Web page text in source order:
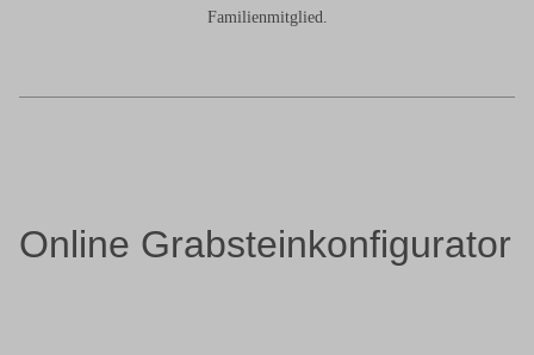
Familienmitglied.
Online Grabsteinkonfigurator